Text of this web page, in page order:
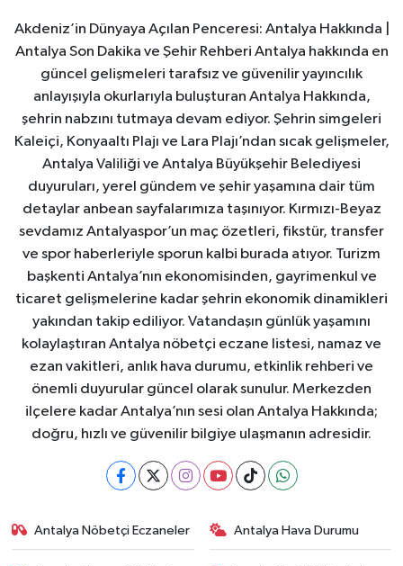
Akdeniz’in Dünyaya Açılan Penceresi: Antalya Hakkında |
Antalya Son Dakika ve Şehir Rehberi Antalya hakkında en
güncel gelişmeleri tarafsız ve güvenilir yayıncılık
anlayışıyla okurlarıyla buluşturan Antalya Hakkında,
şehrin nabzını tutmaya devam ediyor. Şehrin simgeleri
Kaleiçi, Konyaaltı Plajı ve Lara Plajı’ndan sıcak gelişmeler,
Antalya Valiliği ve Antalya Büyükşehir Belediyesi
duyuruları, yerel gündem ve şehir yaşamına dair tüm
detaylar anbean sayfalarımıza taşınıyor. Kırmızı-Beyaz
sevdamız Antalyaspor’un maç özetleri, fikstür, transfer
ve spor haberleriyle sporun kalbi burada atıyor. Turizm
başkenti Antalya’nın ekonomisinden, gayrimenkul ve
ticaret gelişmelerine kadar şehrin ekonomik dinamikleri
yakından takip ediliyor. Vatandaşın günlük yaşamını
kolaylaştıran Antalya nöbetçi eczane listesi, namaz ve
ezan vakitleri, anlık hava durumu, etkinlik rehberi ve
önemli duyurular güncel olarak sunulur. Merkezden
ilçelere kadar Antalya’nın sesi olan Antalya Hakkında;
doğru, hızlı ve güvenilir bilgiye ulaşmanın adresidir.
Antalya Nöbetçi Eczaneler Antalya Hava Durumu